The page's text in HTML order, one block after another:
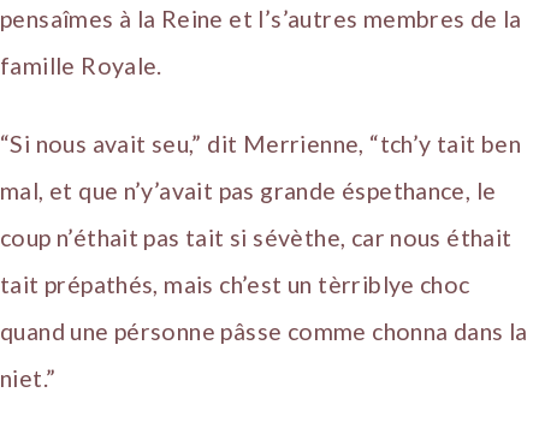
pensaîmes à la Reine et l’s’autres membres de la
famille Royale.
“Si nous avait seu,” dit Merrienne, “tch’y tait ben
mal, et que n’y’avait pas grande éspethance, le
coup n’éthait pas tait si sévèthe, car nous éthait
tait prépathés, mais ch’est un tèrriblye choc
quand une pérsonne pâsse comme chonna dans la
niet.”